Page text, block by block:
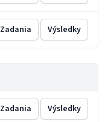
Zadania Výsledky
Zadania Výsledky